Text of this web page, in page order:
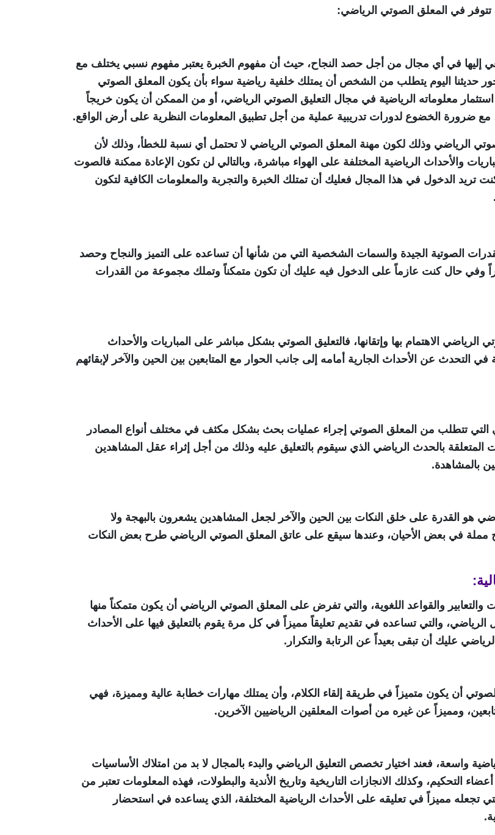
تتوفر في المعلق الصوتي الرياضي:
إليها في أي مجال من أجل حصد النجاح، حيث أن مفهوم الخبرة يعتبر مفهوم نسبي يختلف مع
حديثنا اليوم يتطلب من الشخص أن يمتلك خلفية رياضية سواء بأن يكون المعلق الصوتي
معلوماته الرياضية في مجال التعليق الصوتي الرياضي، أو من الممكن أن يكون خريجاً
مع ضرورة الخضوع لدورات تدريبية عملية من أجل تطبيق المعلومات النظرية على أرض الواقع.
الرياضي وذلك لكون مهنة المعلق الصوتي الرياضي لا تحتمل أي نسبة للخطأ، وذلك لأن
والأحداث الرياضية المختلفة على الهواء مباشرة، وبالتالي لن تكون الإعادة ممكنة فالصوت
الدخول في هذا المجال فعليك أن تمتلك الخبرة والتجربة والمعلومات الكافية لتكون
الصوتية الجيدة والسمات الشخصية التي من شأنها أن تساعده على التميز والنجاح وحصد
وفي حال كنت عازماً على الدخول فيه عليك أن تكون متمكناً وتملك مجموعة من القدرات
الاهتمام بها وإتقانها، فالتعليق الصوتي بشكل مباشر على المباريات والأحداث
التحدث عن الأحداث الجارية أمامه إلى جانب الحوار مع المتابعين بين الحين والآخر لإبقائهم
التي تتطلب من المعلق الصوتي إجراء عمليات بحث بشكل مكثف في مختلف أنواع المصادر
المتعلقة بالحدث الرياضي الذي سيقوم بالتعليق عليه وذلك من أجل إثراء عقل المشاهدين
بالمشاهدة.
هو القدرة على خلق النكات بين الحين والآخر لجعل المشاهدين يشعرون بالبهجة ولا
مملة في بعض الأحيان، وعندها سيقع على عاتق المعلق الصوتي الرياضي طرح بعض النكات
والتعابير والقواعد اللغوية، والتي تفرض على المعلق الصوتي الرياضي أن يكون متمكناً منها
الرياضي، والتي تساعده في تقديم تعليقاً مميزاً في كل مرة يقوم بالتعليق فيها على الأحداث
عليك أن تبقى بعيداً عن الرتابة والتكرار.
أن يكون متميزاً في طريقة إلقاء الكلام، وأن يمتلك مهارات خطابة عالية ومميزة، فهي
ومميزاً عن غيره من أصوات المعلقين الرياضيين الآخرين.
واسعة، فعند اختيار تخصص التعليق الرياضي والبدء بالمجال لا بد من امتلاك الأساسيات
التحكيم، وكذلك الانجازات التاريخية وتاريخ الأندية والبطولات، فهذه المعلومات تعتبر من
تجعله مميزاً في تعليقه على الأحداث الرياضية المختلفة، الذي يساعده في استحضار